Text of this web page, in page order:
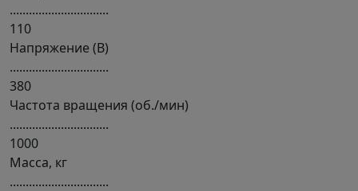
...............................
110
Напряжение (В)
...............................
380
Частота вращения (об./мин)
...............................
1000
Масса, кг
...............................